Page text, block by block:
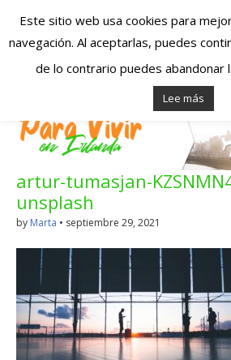
Españoles
Irlanda –
Irlanda –
en Irlanda –
Alojamiento
Irlanda
Blog dedicado a los que viven,
Irlanda!
artur-tumasjan-
unsplash
by Marta • septiembre 29, 2021
Este sitio web usa cookies para
navegación. Al aceptarlas, puedes
de lo contrario puedes abandonar
Lee más